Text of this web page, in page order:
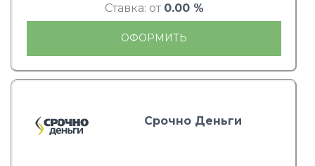
Ставка: от 0.00 %
ОФОРМИТЬ
Срочно Деньги